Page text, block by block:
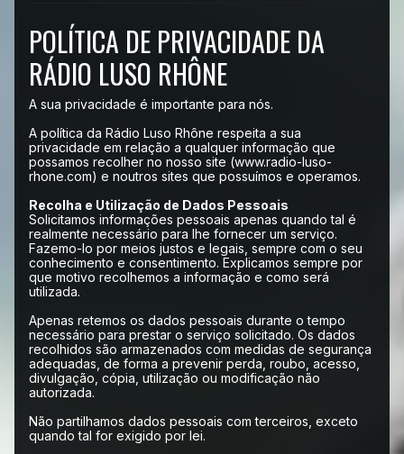
POLÍTICA DE PRIVACIDADE DA
RÁDIO LUSO RHÔNE
A sua privacidade é importante para nós.
A política da Rádio Luso Rhône respeita a sua
privacidade em relação a qualquer informação que
possamos recolher no nosso site (www.radio-luso-
rhone.com) e noutros sites que possuímos e operamos.
Recolha e Utilização de Dados Pessoais
Solicitamos informações pessoais apenas quando tal é
realmente necessário para lhe fornecer um serviço.
Fazemo-lo por meios justos e legais, sempre com o seu
conhecimento e consentimento. Explicamos sempre por
que motivo recolhemos a informação e como será
utilizada.
Apenas retemos os dados pessoais durante o tempo
necessário para prestar o serviço solicitado. Os dados
recolhidos são armazenados com medidas de segurança
adequadas, de forma a prevenir perda, roubo, acesso,
divulgação, cópia, utilização ou modificação não
autorizada.
Não partilhamos dados pessoais com terceiros, exceto
quando tal for exigido por lei.